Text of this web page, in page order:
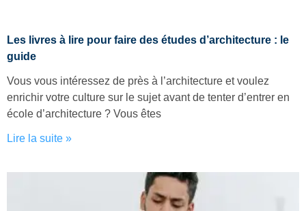
Les livres à lire pour faire des études d’architecture : le
guide
Vous vous intéressez de près à l’architecture et voulez
enrichir votre culture sur le sujet avant de tenter d’entrer en
école d’architecture ? Vous êtes
Lire la suite »